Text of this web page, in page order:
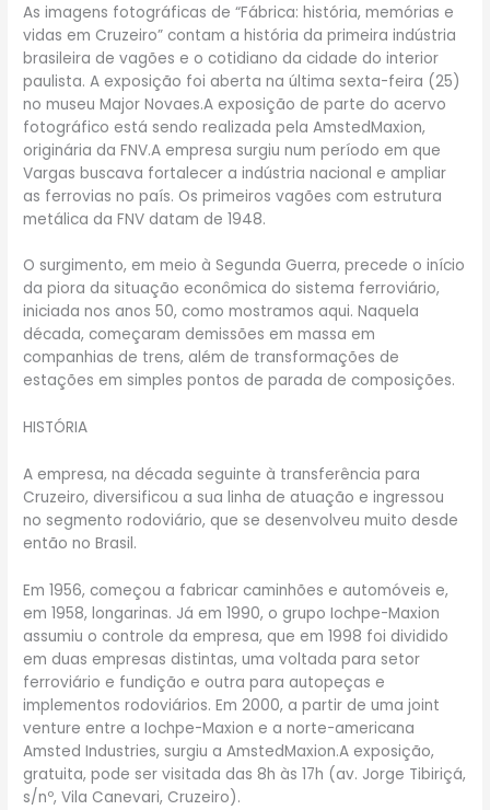
As imagens fotográficas de “Fábrica: história, memórias e
vidas em Cruzeiro” contam a história da primeira indústria
brasileira de vagões e o cotidiano da cidade do interior
paulista. A exposição foi aberta na última sexta-feira (25)
no museu Major Novaes.A exposição de parte do acervo
fotográfico está sendo realizada pela AmstedMaxion,
originária da FNV.A empresa surgiu num período em que
Vargas buscava fortalecer a indústria nacional e ampliar
as ferrovias no país. Os primeiros vagões com estrutura
metálica da FNV datam de 1948.
O surgimento, em meio à Segunda Guerra, precede o início
da piora da situação econômica do sistema ferroviário,
iniciada nos anos 50, como mostramos aqui. Naquela
década, começaram demissões em massa em
companhias de trens, além de transformações de
estações em simples pontos de parada de composições.
HISTÓRIA
A empresa, na década seguinte à transferência para
Cruzeiro, diversificou a sua linha de atuação e ingressou
no segmento rodoviário, que se desenvolveu muito desde
então no Brasil.
Em 1956, começou a fabricar caminhões e automóveis e,
em 1958, longarinas. Já em 1990, o grupo Iochpe-Maxion
assumiu o controle da empresa, que em 1998 foi dividido
em duas empresas distintas, uma voltada para setor
ferroviário e fundição e outra para autopeças e
implementos rodoviários. Em 2000, a partir de uma joint
venture entre a Iochpe-Maxion e a norte-americana
Amsted Industries, surgiu a AmstedMaxion.A exposição,
gratuita, pode ser visitada das 8h às 17h (av. Jorge Tibiriçá,
s/nº, Vila Canevari, Cruzeiro).